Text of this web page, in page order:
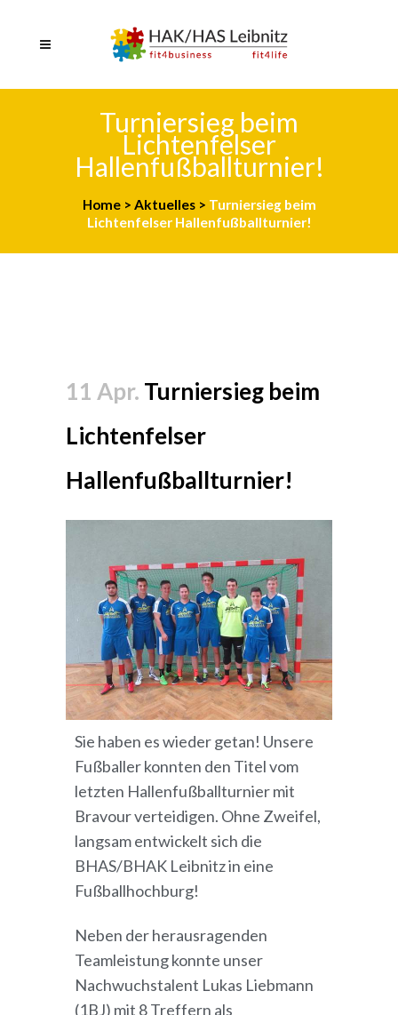
Turniersieg beim
Lichtenfelser
Hallenfußballturnier!
Home> Aktuelles> Turniersieg beim
Lichtenfelser Hallenfußballturnier!
11 Apr. Turniersieg beim
Lichtenfelser
Hallenfußballturnier!
Sie haben es wieder getan! Unsere
Fußballer konnten den Titel vom
letzten Hallenfußballturnier mit
Bravour verteidigen. Ohne Zweifel,
langsam entwickelt sich die
BHAS/BHAK Leibnitz in eine
Fußballhochburg!
Neben der herausragenden
Teamleistung konnte unser
Nachwuchstalent Lukas Liebmann
(1BJ) mit 8 Treffern als